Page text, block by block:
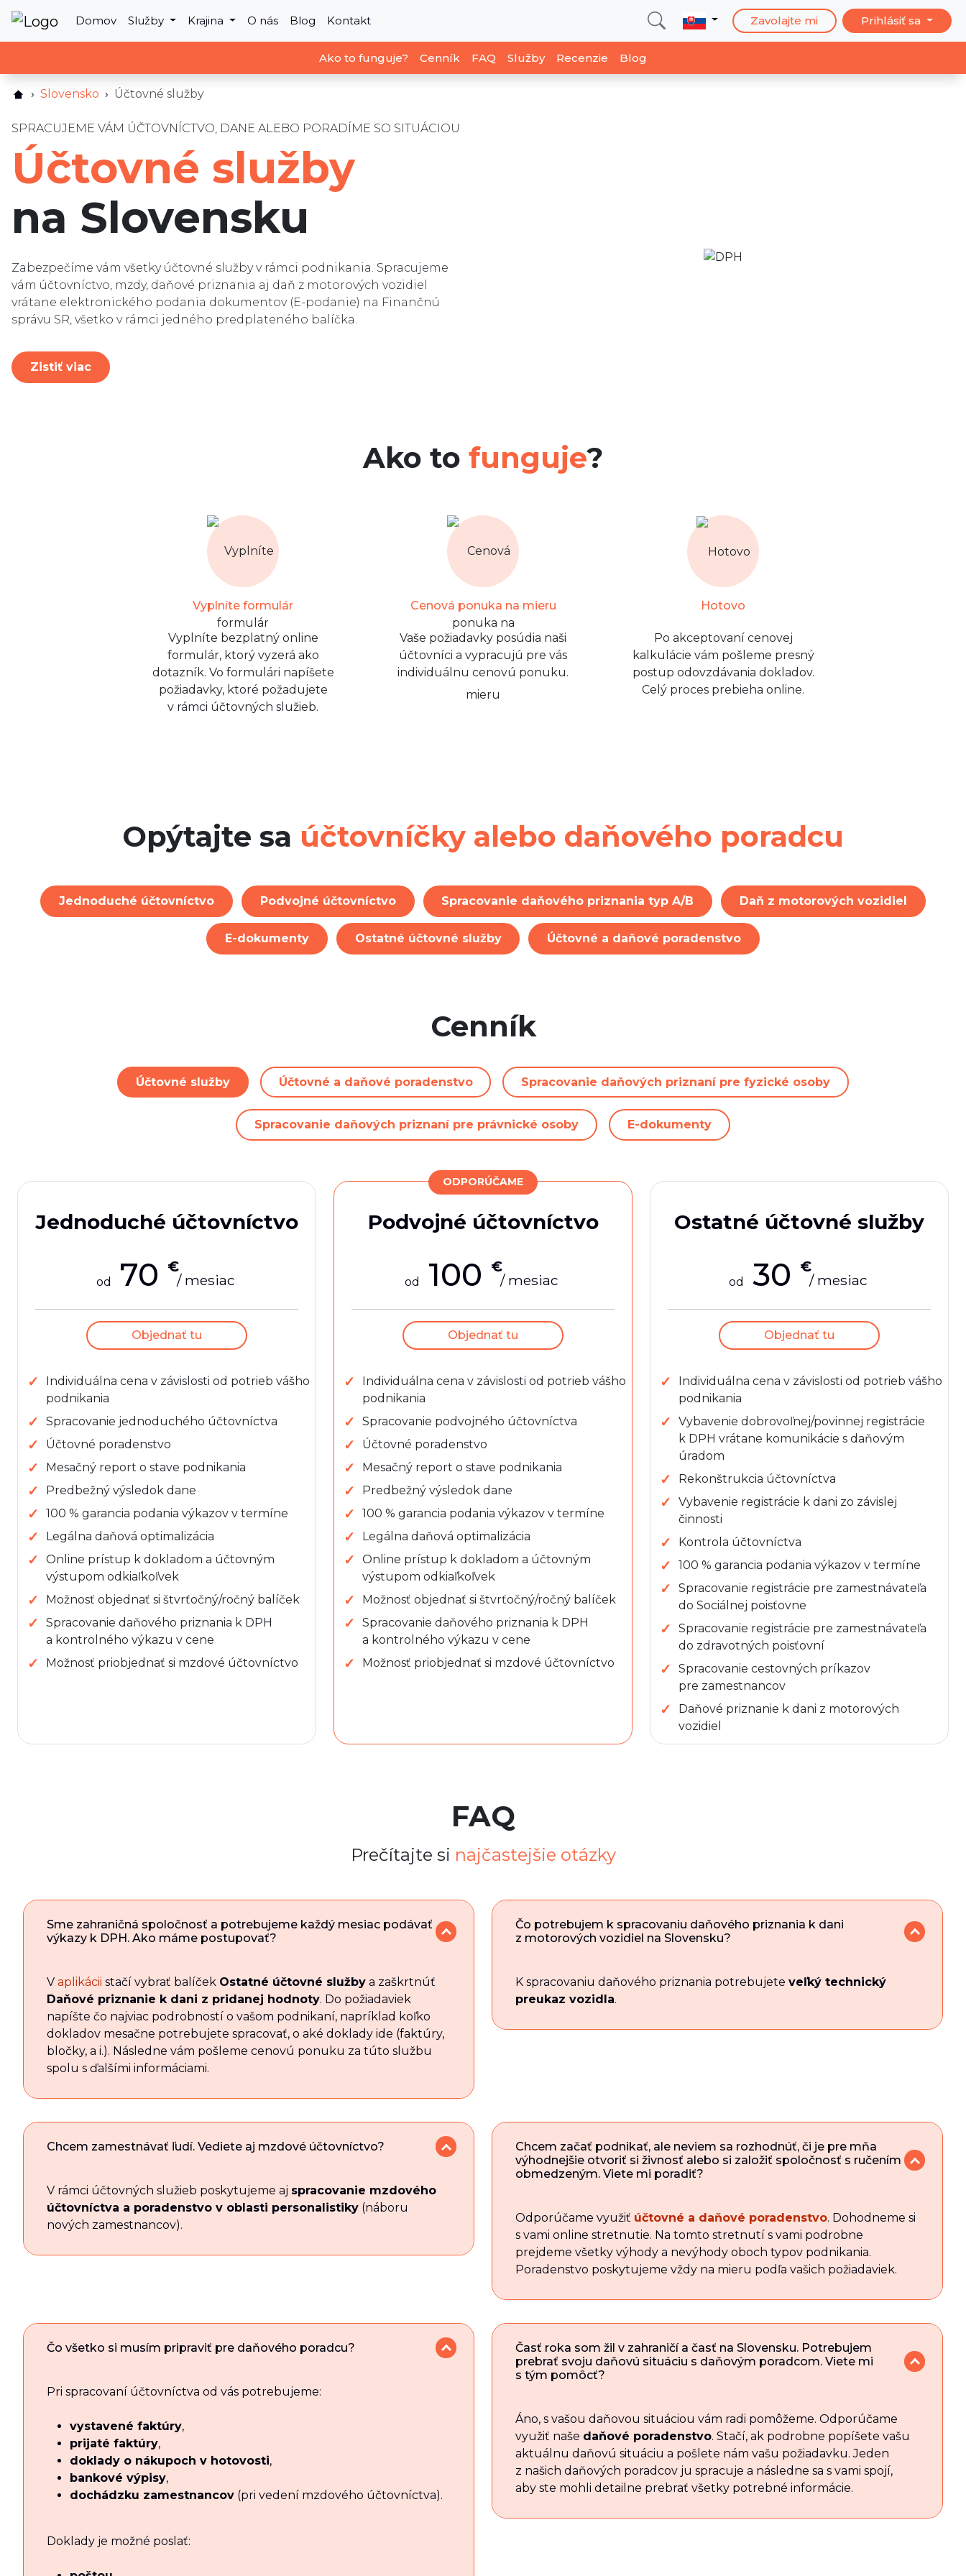
Domov Služby Krajina O nás Blog Kontakt Zavolajte mi Prihlásiť sa
Ako to funguje? Cenník FAQ Služby Recenzie Blog
Slovensko Účtovné služby
SPRACUJEME VÁM ÚČTOVNÍCTVO, DANE ALEBO PORADÍME SO SITUÁCIOU
Účtovné služby
na Slovensku
Zabezpečíme vám všetky účtovné služby v rámci podnikania. Spracujeme
vám účtovníctvo, mzdy, daňové priznania aj daň z motorových vozidiel
vrátane elektronického podania dokumentov (E-podanie) na Finančnú
správu SR, všetko v rámci jedného predplateného balíčka.
Zistiť viac
Ako to funguje?
Vyplníte formulár
Vyplníte bezplatný online
formulár, ktorý vyzerá ako
dotazník. Vo formulári napíšete
požiadavky, ktoré požadujete
v rámci účtovných služieb.
Cenová ponuka na mieru
Vaše požiadavky posúdia naši
účtovníci a vypracujú pre vás
individuálnu cenovú ponuku.
Hotovo
Po akceptovaní cenovej
kalkulácie vám pošleme presný
postup odovzdávania dokladov.
Celý proces prebieha online.
Opýtajte sa účtovníčky alebo daňového poradcu
Jednoduché účtovníctvo Podvojné účtovníctvo Spracovanie daňového priznania typ A/B Daň z motorových vozidiel
E-dokumenty Ostatné účtovné služby Účtovné a daňové poradenstvo
Cenník
Účtovné služby Účtovné a daňové poradenstvo Spracovanie daňových priznaní pre fyzické osoby
Spracovanie daňových priznaní pre právnické osoby E-dokumenty
Jednoduché účtovníctvo
od 70 €
/ mesiac
Objednať tu
Individuálna cena v závislosti od potrieb vášho
podnikania
Spracovanie jednoduchého účtovníctva
Účtovné poradenstvo
Mesačný report o stave podnikania
Predbežný výsledok dane
100 % garancia podania výkazov v termíne
Legálna daňová optimalizácia
Online prístup k dokladom a účtovným
výstupom odkiaľkoľvek
Možnosť objednať si štvrťočný/ročný balíček
Spracovanie daňového priznania k DPH
a kontrolného výkazu v cene
Možnosť priobjednať si mzdové účtovníctvo
ODPORÚČAME
Podvojné účtovníctvo
od 100 €
/ mesiac
Objednať tu
Individuálna cena v závislosti od potrieb vášho
podnikania
Spracovanie podvojného účtovníctva
Účtovné poradenstvo
Mesačný report o stave podnikania
Predbežný výsledok dane
100 % garancia podania výkazov v termíne
Legálna daňová optimalizácia
Online prístup k dokladom a účtovným
výstupom odkiaľkoľvek
Možnosť objednať si štvrťočný/ročný balíček
Spracovanie daňového priznania k DPH
a kontrolného výkazu v cene
Možnosť priobjednať si mzdové účtovníctvo
Ostatné účtovné služby
od 30 €
/ mesiac
Objednať tu
Individuálna cena v závislosti od potrieb vášho
podnikania
Vybavenie dobrovoľnej/povinnej registrácie
k DPH vrátane komunikácie s daňovým
úradom
Rekonštrukcia účtovníctva
Vybavenie registrácie k dani zo závislej
činnosti
Kontrola účtovníctva
100 % garancia podania výkazov v termíne
Spracovanie registrácie pre zamestnávateľa
do Sociálnej poisťovne
Spracovanie registrácie pre zamestnávateľa
do zdravotných poisťovní
Spracovanie cestovných príkazov
pre zamestnancov
Daňové priznanie k dani z motorových
vozidiel
FAQ
Prečítajte si najčastejšie otázky
Sme zahraničná spoločnosť a potrebujeme každý mesiac podávať
výkazy k DPH. Ako máme postupovať?
V aplikácii stačí vybrať balíček Ostatné účtovné služby a zaškrtnúť
Daňové priznanie k dani z pridanej hodnoty. Do požiadaviek
napíšte čo najviac podrobností o vašom podnikaní, napríklad koľko
dokladov mesačne potrebujete spracovať, o aké doklady ide (faktúry,
bločky, a i.). Následne vám pošleme cenovú ponuku za túto službu
spolu s ďalšími informáciami.
Čo potrebujem k spracovaniu daňového priznania k dani
z motorových vozidiel na Slovensku?
K spracovaniu daňového priznania potrebujete veľký technický
preukaz vozidla.
Chcem zamestnávať ľudí. Vediete aj mzdové účtovníctvo?
V rámci účtovných služieb poskytujeme aj spracovanie mzdového
účtovníctva a poradenstvo v oblasti personalistiky (náboru
nových zamestnancov).
Chcem začať podnikať, ale neviem sa rozhodnúť, či je pre mňa
výhodnejšie otvoriť si živnosť alebo si založiť spoločnosť s ručením
obmedzeným. Viete mi poradiť?
Odporúčame využiť účtovné a daňové poradenstvo. Dohodneme si
s vami online stretnutie. Na tomto stretnutí s vami podrobne
prejdeme všetky výhody a nevýhody oboch typov podnikania.
Poradenstvo poskytujeme vždy na mieru podľa vašich požiadaviek.
Čo všetko si musím pripraviť pre daňového poradcu?
Pri spracovaní účtovníctva od vás potrebujeme:
vystavené faktúry,
prijaté faktúry,
doklady o nákupoch v hotovosti,
bankové výpisy,
dochádzku zamestnancov (pri vedení mzdového účtovníctva).
Doklady je možné poslať:
Časť roka som žil v zahraničí a časť na Slovensku. Potrebujem
prebrať svoju daňovú situáciu s daňovým poradcom. Viete mi
s tým pomôcť?
Áno, s vašou daňovou situáciou vám radi pomôžeme. Odporúčame
využiť naše daňové poradenstvo. Stačí, ak podrobne popíšete vašu
aktuálnu daňovú situáciu a pošlete nám vašu požiadavku. Jeden
z našich daňových poradcov ju spracuje a následne sa s vami spojí,
aby ste mohli detailne prebrať všetky potrebné informácie.